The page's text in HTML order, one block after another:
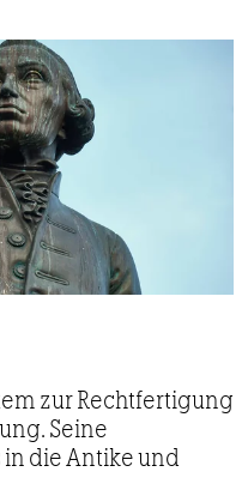
zur Rechtfertigung
Seine
die Antike und